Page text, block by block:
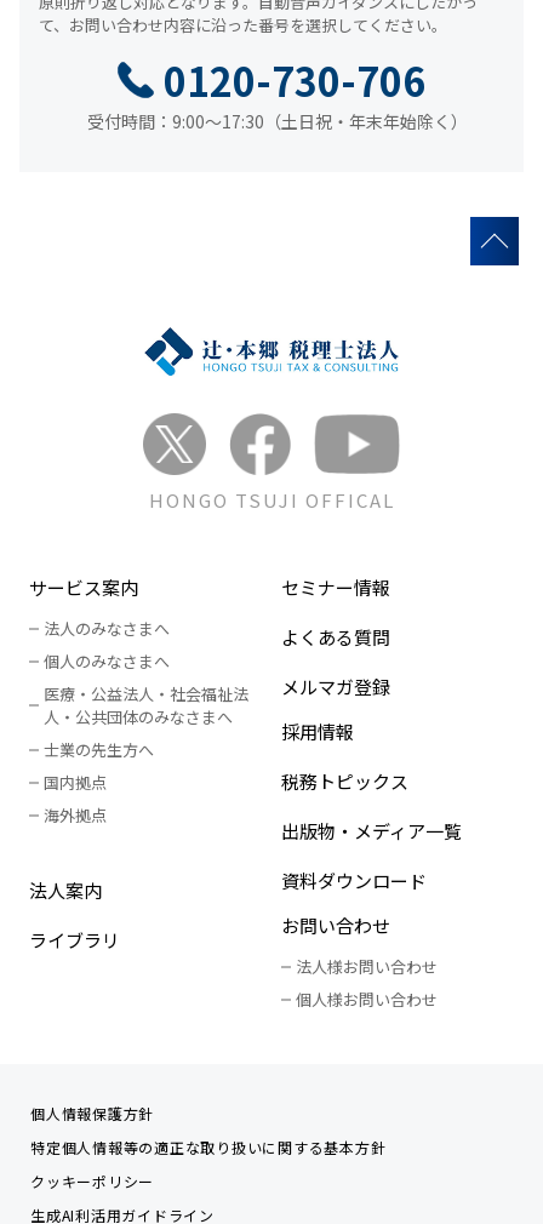
0120-730-706
受付時間：9:00～17:30（土日祝・年末年始除く）
て、 お問い合わせ内容に沿った番号を選択してください。
HONGO TSUJI OFFICAL
サービス案内
法人のみなさまへ
個人のみなさまへ
医療・公益法人・社会福祉法
人 ・ 公共団体のみなさまへ
士業の先生方へ
国内拠点
海外拠点
法人案内
ライブラリ
セミナー情報
よくある質問
メルマガ登録
採用情報
税務トピックス
出版物・メディア一覧
資料ダウンロード
お問い合わせ
法人様お問い合わせ
個人様お問い合わせ
個人情報保護方針
特定個人情報等の適正な取り扱いに関する基本方針
クッキーポリシー
生成AI利活用ガイドライン